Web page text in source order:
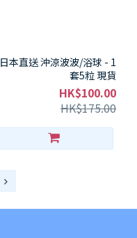
日本直送 沖涼波波/浴球 - 1
套5粒 現貨
HK$100.00
HK$175.00